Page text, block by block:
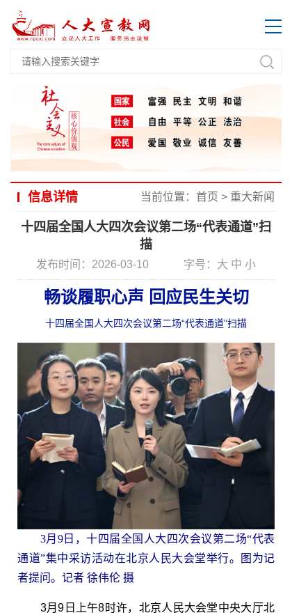
信息详情 当前位置： 首页 > 重大新闻
十四届全国人大四次会议第二场“代表通道”扫
描
发布时间：2026-03-10 字号： 大 中 小
畅谈履职心声 回应民生关切
十四届全国人大四次会议第二场“代表通道”扫描
3月9日，十四届全国人大四次会议第二场“代表
通道”集中采访活动在北京人民大会堂举行。图为记
者提问。记者 徐伟伦 摄
3月9日上午8时许，北京人民大会堂中央大厅北